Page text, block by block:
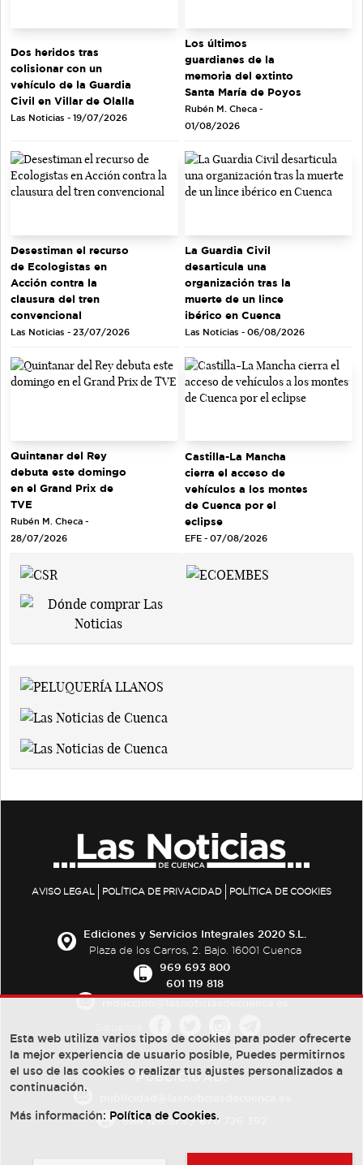
Dos heridos tras
colisionar con un
vehículo de la Guardia
Civil en Villar de Olalla
Las Noticias - 19/07/2026
Los últimos
guardianes de la
memoria del extinto
Santa María de Poyos
Rubén M. Checa -
01/08/2026
Desestiman el recurso
de Ecologistas en
Acción contra la
clausura del tren
convencional
Las Noticias - 23/07/2026
La Guardia Civil
desarticula una
organización tras la
muerte de un lince
ibérico en Cuenca
Las Noticias - 06/08/2026
Quintanar del Rey
debuta este domingo
en el Grand Prix de
TVE
Rubén M. Checa -
28/07/2026
Castilla-La Mancha
cierra el acceso de
vehículos a los montes
de Cuenca por el
eclipse
EFE - 07/08/2026
AVISO LEGAL POLÍTICA DE PRIVACIDAD POLÍTICA DE COOKIES
Ediciones y Servicios Integrales 2020 S.L.
Plaza de los Carros, 2. Bajo. 16001 Cuenca
969 693 800
601 119 818
PUBLICIDAD:
684 126 573/670 726 392
Esta web utiliza varios tipos de cookies para poder ofrecerte
la mejor experiencia de usuario posible, Puedes permitirnos
el uso de las cookies o realizar tus ajustes personalizados a
continuación.
Más información: Política de Cookies.